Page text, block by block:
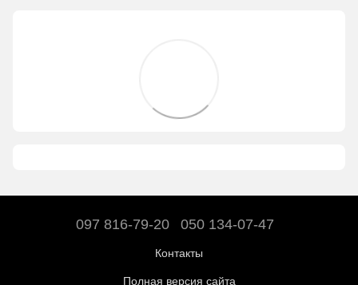
097 816-79-20 050 134-07-47
Контакты
Полная версия сайта